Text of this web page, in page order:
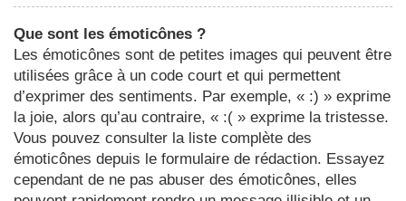
Que sont les émoticônes ?
Les émoticônes sont de petites images qui peuvent être
utilisées grâce à un code court et qui permettent
d’exprimer des sentiments. Par exemple, « :) » exprime
la joie, alors qu’au contraire, « :( » exprime la tristesse.
Vous pouvez consulter la liste complète des
émoticônes depuis le formulaire de rédaction. Essayez
cependant de ne pas abuser des émoticônes, elles